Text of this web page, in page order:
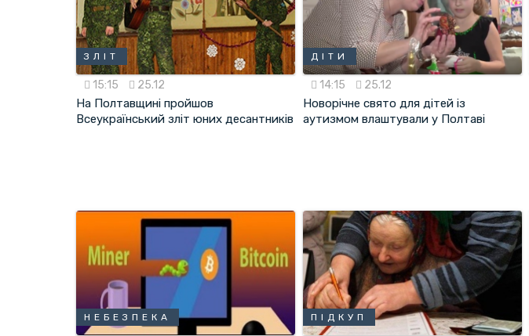
ЗЛІТ
15:15 25.12
На Полтавщині пройшов
Всеукраїнський зліт юних десантників
ДІТИ
14:15 25.12
Новорічне свято для дітей із
аутизмом влаштували у Полтаві
НЕБЕЗПЕКА ПІДКУП